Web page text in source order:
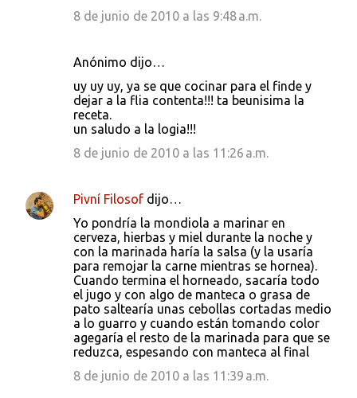
8 de junio de 2010 a las 9:48 a.m.
Anónimo dijo…
uy uy uy, ya se que cocinar para el finde y
dejar a la flia contenta!!! ta beunisima la
receta.
un saludo a la logia!!!
8 de junio de 2010 a las 11:26 a.m.
Pivní Filosof dijo…
Yo pondría la mondiola a marinar en
cerveza, hierbas y miel durante la noche y
con la marinada haría la salsa (y la usaría
para remojar la carne mientras se hornea).
Cuando termina el horneado, sacaría todo
el jugo y con algo de manteca o grasa de
pato saltearía unas cebollas cortadas medio
a lo guarro y cuando están tomando color
agegaría el resto de la marinada para que se
reduzca, espesando con manteca al final
8 de junio de 2010 a las 11:39 a.m.